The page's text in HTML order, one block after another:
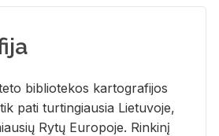
bi­b­lio­te­kos kar­to­gra­fi­jos
pati tur­tin­giau­sia Lie­tu­vo­je,
Rytų Eu­ro­po­je. Rin­ki­nį